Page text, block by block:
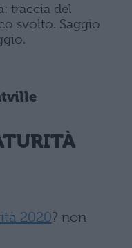
traccia del
svolto. Saggio
2020? non